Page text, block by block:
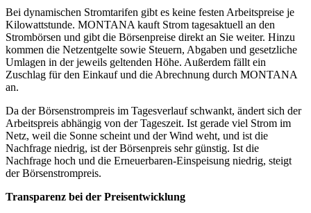
Bei dynamischen Stromtarifen gibt es keine festen Arbeitspreise je
Kilowattstunde. MONTANA kauft Strom tagesaktuell an den
Strombörsen und gibt die Börsenpreise direkt an Sie weiter. Hinzu
kommen die Netzentgelte sowie Steuern, Abgaben und gesetzliche
Umlagen in der jeweils geltenden Höhe. Außerdem fällt ein
Zuschlag für den Einkauf und die Abrechnung durch MONTANA
an.
Da der Börsenstrompreis im Tagesverlauf schwankt, ändert sich der
Arbeitspreis abhängig von der Tageszeit. Ist gerade viel Strom im
Netz, weil die Sonne scheint und der Wind weht, und ist die
Nachfrage niedrig, ist der Börsenpreis sehr günstig. Ist die
Nachfrage hoch und die Erneuerbaren-Einspeisung niedrig, steigt
der Börsenstrompreis.
Transparenz bei der Preisentwicklung